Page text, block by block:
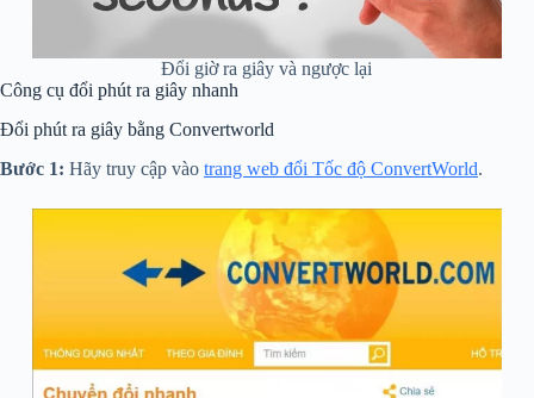
Đổi giờ ra giây và ngược lại
Công cụ đổi phút ra giây nhanh
Đổi phút ra giây bằng Convertworld
Bước 1: Hãy truy cập vào trang web đổi Tốc độ ConvertWorld.